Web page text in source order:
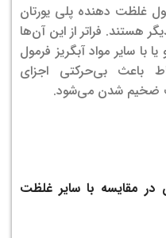
غلظت دهنده پلی یورتان
هستند. فراتر از این آن‌ها
با سایر مواد آبگریز فرمول
باعث بی‌حرکتی اجزای
ضخیم شدن می‌شود.
در مقایسه با سایر غلظت